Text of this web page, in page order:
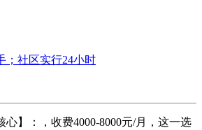
；社区实行24小时
心】：，收费4000-8000元/月，这一选